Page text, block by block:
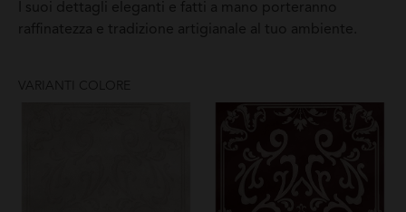
I suoi dettagli eleganti e fatti a mano porteranno
raffinatezza e tradizione artigianale al tuo ambiente.
VARIANTI COLORE